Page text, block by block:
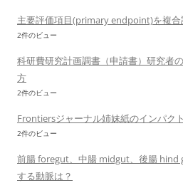
主要評価項目(primary endpoint)を複
2件のビュー
科研費研究計画調書（申請書）研究者
方
2件のビュー
Frontiersジャーナル姉妹紙のインパク
2件のビュー
前腸 foregut、中腸 midgut、後腸 hind
する動脈は？